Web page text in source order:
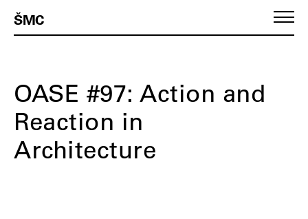
ŠMC
OASE #97: Action and
Reaction in
Architecture